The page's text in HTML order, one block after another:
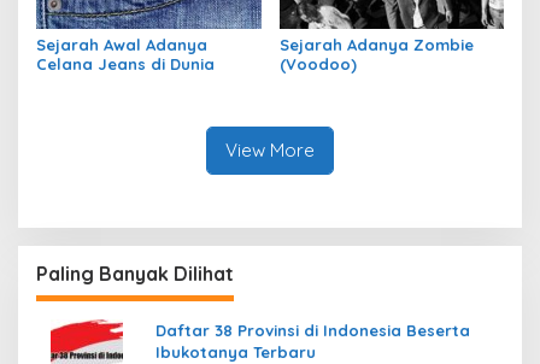
Sejarah Awal Adanya
Celana Jeans di Dunia
Sejarah Adanya Zombie
(Voodoo)
View More
Paling Banyak Dilihat
Daftar 38 Provinsi di Indonesia Beserta
Ibukotanya Terbaru